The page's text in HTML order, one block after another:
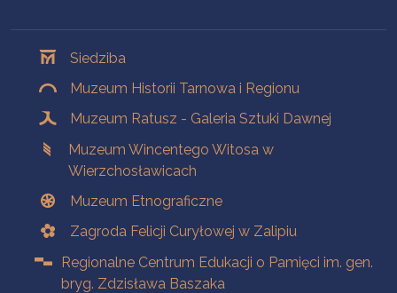
Siedziba
Muzeum Historii Tarnowa i Regionu
Muzeum Ratusz - Galeria Sztuki Dawnej
Muzeum Wincentego Witosa w
Wierzchosławicach
Muzeum Etnograficzne
Zagroda Felicji Curyłowej w Zalipiu
Regionalne Centrum Edukacji o Pamięci im. gen.
bryg. Zdzisława Baszaka